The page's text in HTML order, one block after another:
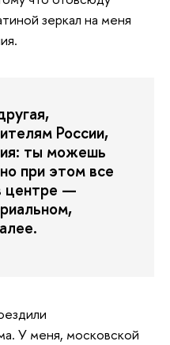
зеркал на меня
России,
ты можешь
при этом все
центре —
У меня, московской